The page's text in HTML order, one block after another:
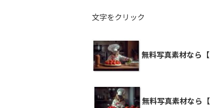
文字をクリック
無料写真素材なら【
無料写真素材なら【